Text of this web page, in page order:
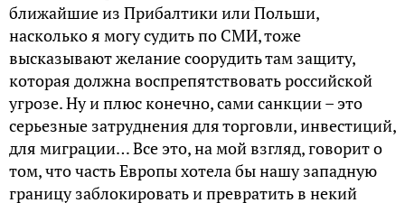
ближайшие из Прибалтики или Польши,
насколько я могу судить по СМИ, тоже
высказывают желание соорудить там защиту,
которая должна воспрепятствовать российской
угрозе. Ну и плюс конечно, сами санкции – это
серьезные затруднения для торговли, инвестиций,
для миграции… Все это, на мой взгляд, говорит о
том, что часть Европы хотела бы нашу западную
границу заблокировать и превратить в некий